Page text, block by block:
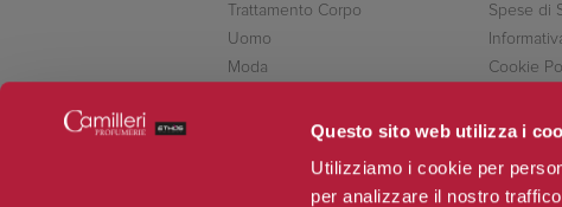
Questo sito web utilizza i
Utilizziamo i cookie per
per analizzare il nostro
Trattamento Corpo
Uomo
Moda
Spese di
Cookie